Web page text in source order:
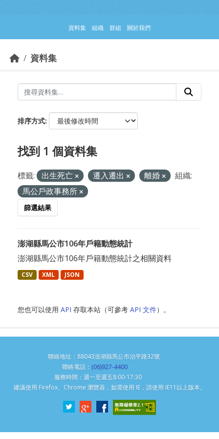
資料集 組織 群組 關於我們
資料集
排序方式
找到 1 個資料集
標籤: 出生死亡 遷入遷出 離婚
組織:
馬公戶政事務所
篩選結果
澎湖縣馬公市106年戶籍動態統計
澎湖縣馬公市106年戶籍動態統計之相關資料
CSV XML JSON
您也可以使用 API 存取本站（可參考 API 文件）。
聯絡地址：88043澎湖縣馬公市治平路32號
聯絡電話： (06)927-4400
服務時間：週一至週五8:00-17:30
建議使用 Firefox、Chrome 瀏覽器，如需使用 IE，請使用 IE11以上版本。